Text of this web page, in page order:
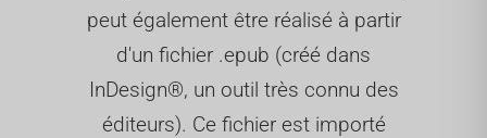
peut également être réalisé à partir
d'un fichier .epub (créé dans
InDesign®, un outil très connu des
éditeurs). Ce fichier est importé